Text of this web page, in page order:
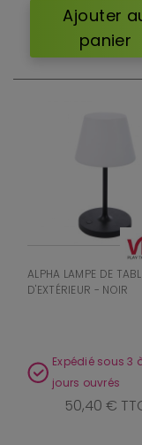
Ajouter
panier
ALPHA LAMPE DE
D'EXTÉRIEUR - NOIR
Expédié sous 3
jours ouvrés
50,40 €